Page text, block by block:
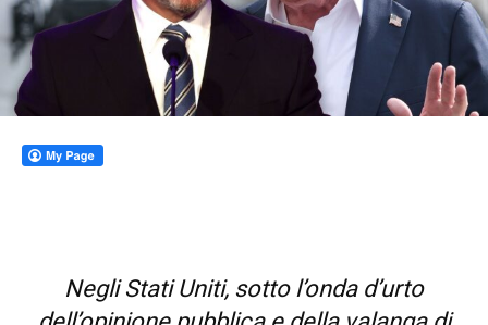
Negli Stati Uniti, sotto l’onda d’urto